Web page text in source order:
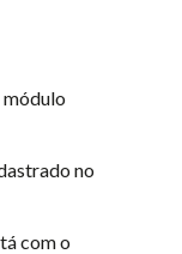
no
com o